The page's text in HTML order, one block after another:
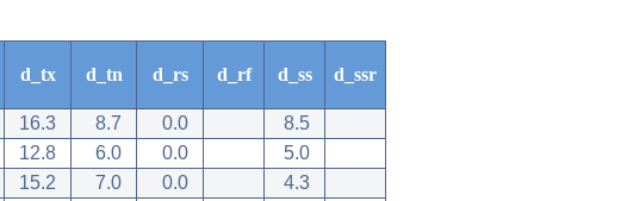
d_tx d_tn d_rs d_rf d_ss d_ssr
16.3 8.7 0.0
8.5
12.8 6.0 0.0
5.0
15.2 7.0 0.0
4.3